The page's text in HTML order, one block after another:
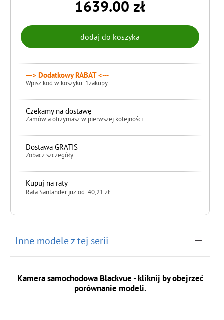
1639.00 zł
---> Dodatkowy RABAT <---
Wpisz kod w koszyku: 1zakupy
Czekamy na dostawę
Zamów a otrzymasz w pierwszej kolejności
Dostawa GRATIS
Zobacz szczegóły
Kupuj na raty
Rata Santander już od: 40,21 zł
Inne modele z tej serii
Kamera samochodowa Blackvue - kliknij by obejrzeć
porównanie modeli.